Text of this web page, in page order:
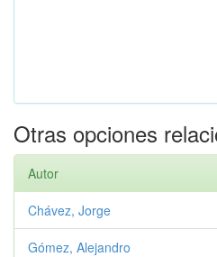
Otras opciones
Autor
Chávez, Jorge
Gómez, Alejandro